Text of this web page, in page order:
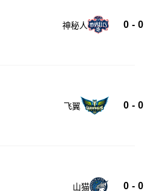
神秘人 0 - 0
飞翼 0 - 0
山猫 0 - 0